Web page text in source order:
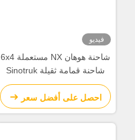
فيديو
شاحنة هوهان NX مستعملة 6x4
شاحنة قمامة ثقيلة Sinotruk
Howo 6 * 4 10 عجلة 20 30 40
طن شاحنات التعدين
احصل على أفضل سعر